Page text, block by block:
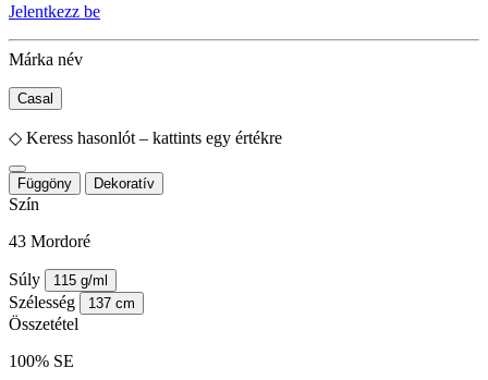
Jelentkezz be
Márka név
Casal
◇ Keress hasonlót – kattints egy értékre
Függöny Dekoratív
Szín
43 Mordoré
Súly 115 g/ml
Szélesség 137 cm
Összetétel
100% SE